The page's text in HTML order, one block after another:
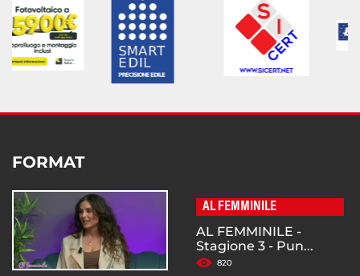
FORMAT
AL FEMMINILE
AL FEMMINILE -
Stagione 3 - Pun...
820